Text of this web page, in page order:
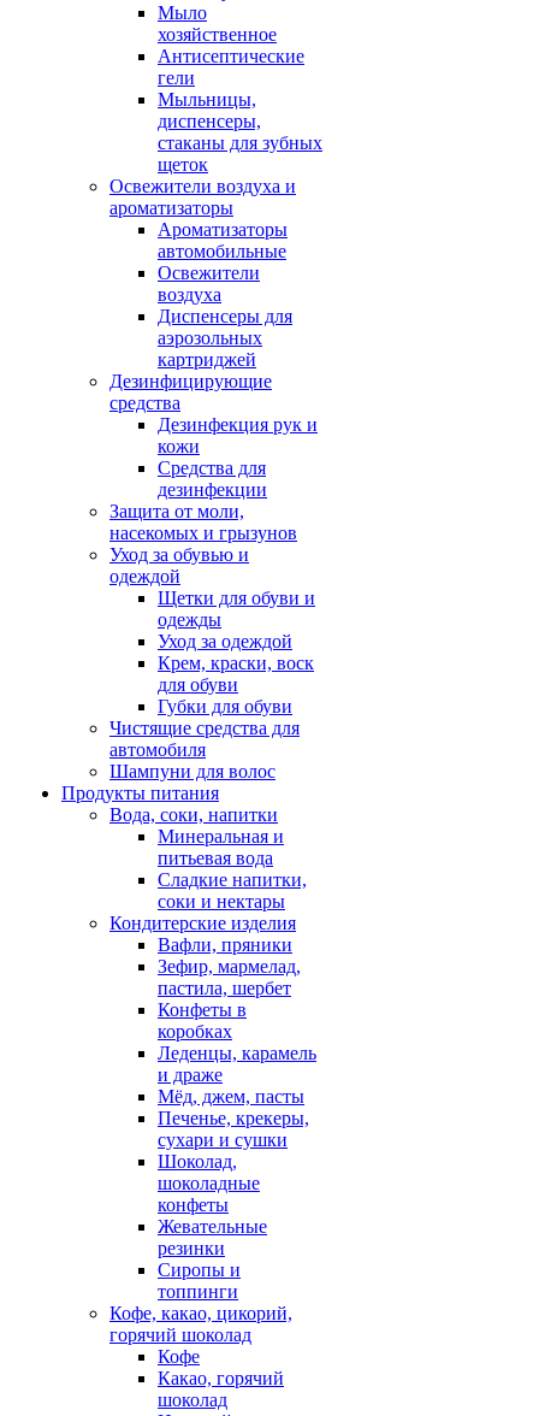
Мыло
хозяйственное
Антисептические
гели
Мыльницы,
диспенсеры,
стаканы для зубных
щеток
Освежители воздуха и
ароматизаторы
Ароматизаторы
автомобильные
Освежители
воздуха
Диспенсеры для
аэрозольных
картриджей
Дезинфицирующие
средства
Дезинфекция рук и
кожи
Средства для
дезинфекции
Защита от моли,
насекомых и грызунов
Уход за обувью и
одеждой
Щетки для обуви и
одежды
Уход за одеждой
Крем, краски, воск
для обуви
Губки для обуви
Чистящие средства для
автомобиля
Шампуни для волос
Продукты питания
Вода, соки, напитки
Минеральная и
питьевая вода
Сладкие напитки,
соки и нектары
Кондитерские изделия
Вафли, пряники
Зефир, мармелад,
пастила, шербет
Конфеты в
коробках
Леденцы, карамель
и драже
Мёд, джем, пасты
Печенье, крекеры,
сухари и сушки
Шоколад,
шоколадные
конфеты
Жевательные
резинки
Сиропы и
топпинги
Кофе, какао, цикорий,
горячий шоколад
Кофе
Какао, горячий
шоколад